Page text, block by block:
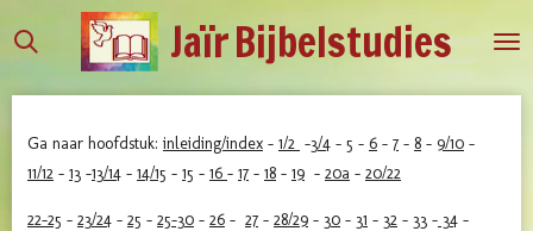
direct
hoofdinhoud
JaïrBijbelstudies
Ga naar hoofdstuk: inleiding/index - 1/2 -3/4 - 5 - 6 - 7 - 8 - 9/10 -
11/12 - 13 -13/14 - 14/15 - 15 - 16 - 17 - 18 - 19 - 20a - 20/22
22-25 - 23/24 - 25 - 25-30 - 26 - 27 - 28/29 - 30 - 31 - 32 - 33 - 34 -